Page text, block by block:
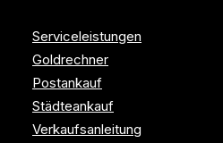
Serviceleistungen
Goldrechner
Postankauf
Städteankauf
Verkaufsanleitung